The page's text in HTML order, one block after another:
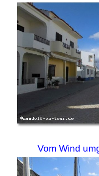
Vom Wind